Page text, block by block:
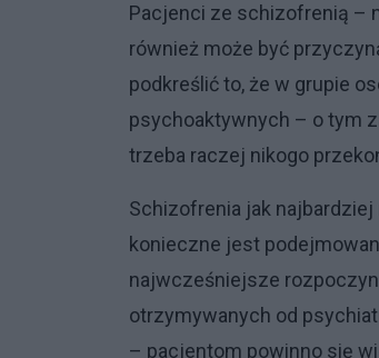
Pacjenci ze schizofrenią –
również może być
podkreślić to, że w grupie
psychoaktywnych – o tym
trzeba raczej nikogo
Schizofrenia jak
konieczne jest
najwcześniejsze
otrzymywanych od
– pacjentom powinno się